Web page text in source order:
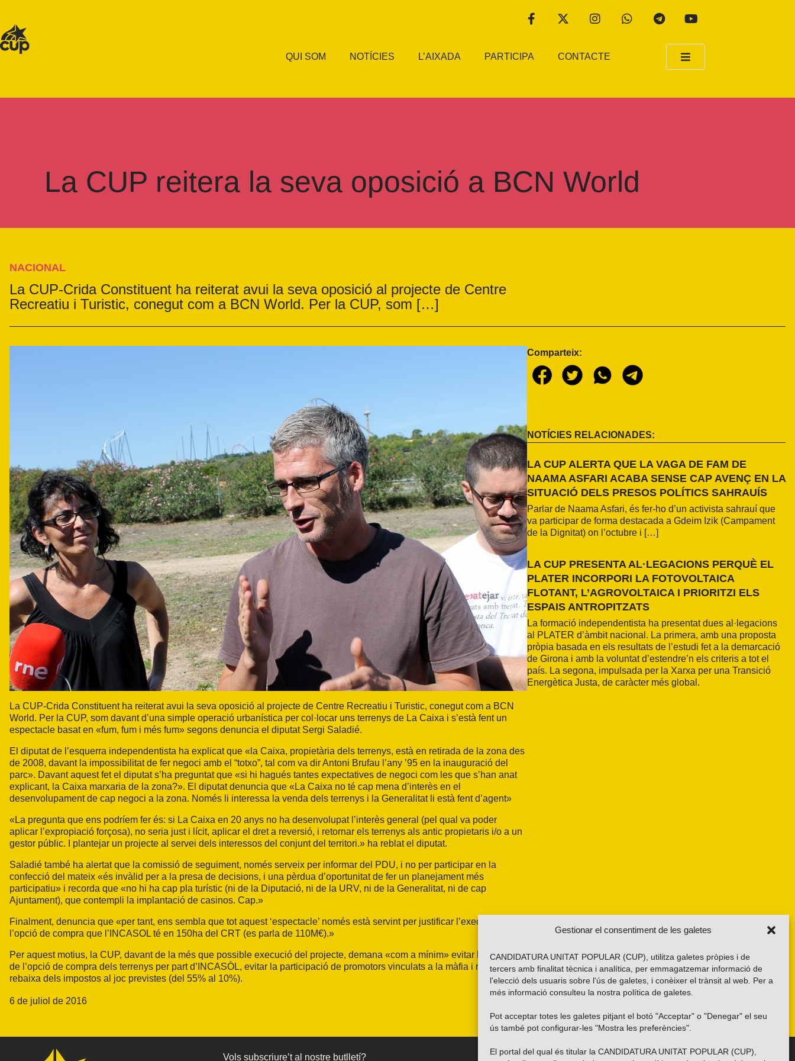
Gestionar el consentiment de les galetes
CANDIDATURA UNITAT POPULAR (CUP), utilitza galetes pròpies i de
tercers amb finalitat tècnica i analítica, per emmagatzemar informació de
l'elecció dels usuaris sobre l'ús de galetes, i conèixer el trànsit al web. Per a
més informació consulteu la nostra política de galetes
Pot acceptar totes les galetes pitjant el botó "Acceptar" o "Denegar" el seu
ús també pot configurar-les "Mostra les preferències".
El portal del qual és titular la CANDIDATURA UNITAT POPULAR (CUP),
QUI SOM NOTÍCIES L’AIXADA PARTICIPA CONTACTE
La CUP reitera la seva oposició a BCN World
NACIONAL
La CUP-Crida Constituent ha reiterat avui la seva oposició al projecte de Centre
Recreatiu i Turistic, conegut com a BCN World. Per la CUP, som […]
La CUP-Crida Constituent ha reiterat avui la seva oposició al projecte de Centre Recreatiu i Turistic, conegut com a BCN
World. Per la CUP, som davant d’una simple operació urbanística per col·locar uns terrenys de La Caixa i s’està fent un
espectacle basat en «fum, fum i més fum» segons denuncia el diputat Sergi Saladié.
El diputat de l’esquerra independentista ha explicat que «la Caixa, propietària dels terrenys, està en retirada de la zona des
de 2008, davant la impossibilitat de fer negoci amb el “totxo”, tal com va dir Antoni Brufau l’any ’95 en la inauguració del
parc». Davant aquest fet el diputat s’ha preguntat que «si hi hagués tantes expectatives de negoci com les que s’han anat
explicant, la Caixa marxaria de la zona?». El diputat denuncia que «La Caixa no té cap mena d’interès en el
desenvolupament de cap negoci a la zona. Només li interessa la venda dels terrenys i la Generalitat li està fent d’agent»
«La pregunta que ens podríem fer és: si La Caixa en 20 anys no ha desenvolupat l’interès general (pel qual va poder
aplicar l’expropiació forçosa), no seria just i lícit, aplicar el dret a reversió, i retornar els terrenys als antic propietaris i/o a un
gestor públic. I plantejar un projecte al servei dels interessos del conjunt del territori.» ha reblat el diputat.
Saladié també ha alertat que la comissió de seguiment, només serveix per informar del PDU, i no per participar en la
confecció del mateix «és invàlid per a la presa de decisions, i una pèrdua d’oportunitat de fer un planejament més
participatiu» i recorda que «no hi ha cap pla turístic (ni de la Diputació, ni de la URV, ni de la Generalitat, ni de cap
Ajuntament), que contempli la implantació de casinos. Cap.»
Finalment, denuncia que «per tant, ens sembla que tot aquest ‘espectacle’ només està servint per justificar l’execució de
l’opció de compra que l’INCASOL té en 150ha del CRT (es parla de 110M€).»
Per aquest motius, la CUP, davant de la més que possible execució del projecte, demana «com a mínim» evitar l’execució
de l’opció de compra dels terrenys per part d’INCASÒL, evitar la participació de promotors vinculats a la màfia i revertir la
rebaixa dels impostos al joc previstes (del 55% al 10%).
6 de juliol de 2016
Comparteix:
NOTÍCIES RELACIONADES:
LA CUP ALERTA QUE LA VAGA DE FAM DE
NAAMA ASFARI ACABA SENSE CAP AVENÇ EN LA
SITUACIÓ DELS PRESOS POLÍTICS SAHRAUÍS
Parlar de Naama Asfari, és fer-ho d’un activista sahrauí que
va participar de forma destacada a Gdeim Izik (Campament
de la Dignitat) on l’octubre i […]
LA CUP PRESENTA AL·LEGACIONS PERQUÈ EL
PLATER INCORPORI LA FOTOVOLTAICA
FLOTANT, L’AGROVOLTAICA I PRIORITZI ELS
ESPAIS ANTROPITZATS
La formació independentista ha presentat dues al·legacions
al PLATER d’àmbit nacional. La primera, amb una proposta
pròpia basada en els resultats de l’estudi fet a la demarcació
de Girona i amb la voluntat d’estendre’n els criteris a tot el
país. La segona, impulsada per la Xarxa per una Transició
Energètica Justa, de caràcter més global.
Vols subscriure’t al nostre butlletí? Troba’ns a les xarxes socials